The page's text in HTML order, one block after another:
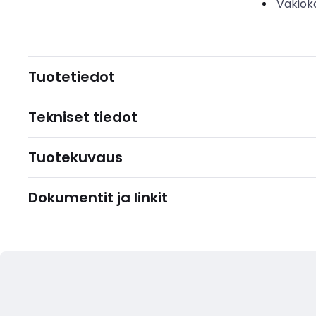
Tuotetiedot
Tekniset tiedot
Tuotekuvaus
Dokumentit ja linkit